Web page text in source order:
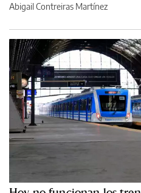
Abigail Contreiras Martínez